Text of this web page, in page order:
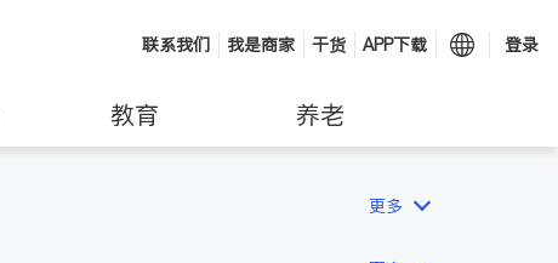
联系我们 我是商家 干货 APP下载 登录
教育 养老
更多